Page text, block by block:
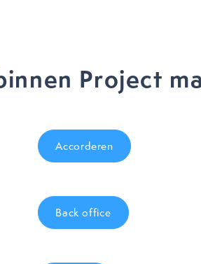
Project
Accorderen
Back office